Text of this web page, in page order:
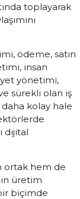
toplayarak
ödeme, satın
insan
yönetimi,
sürekli olan iş
kolay hale
dijital
ortak hem de
üretim
biçimde